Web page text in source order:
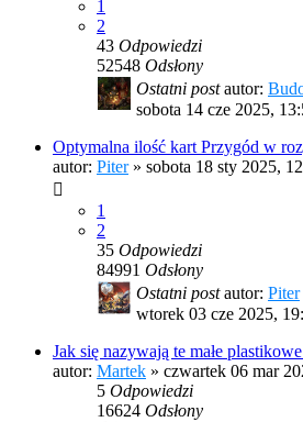
1
2
43 Odpowiedzi
52548 Odsłony
Ostatni postautor:
sobota 14 cze 2025,
Optymalna ilość kart Przygód w
autor: Piter» sobota 18 sty 2025,
1
2
35 Odpowiedzi
84991 Odsłony
Ostatni postautor: Piter
wtorek 03 cze 2025,
Jak się nazywają te małe
autor: Martek » czwartek 06 mar
5 Odpowiedzi
16624 Odsłony